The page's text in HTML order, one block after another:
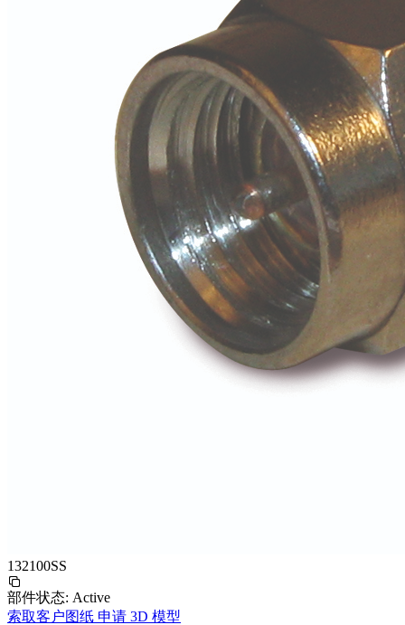
132100SS
部件状态: Active
索取客户图纸 申请 3D 模型